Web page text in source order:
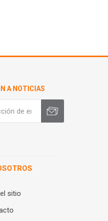
A NOTICIAS
sitio